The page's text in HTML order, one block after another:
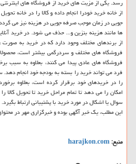
رسد. یکی از مزیت های خرید از فروشگاه های
از خانه خرید خودرا انجام داده و کالا را در خانه
جویی در زمان موجب صرفه جویی در هزینه نیز می
ها مانند هزینه بنزین و... حذف می شود. در خرید
از برندهای مختلف وجود دارد که در خرید به صورت
فروشگاه های مختلف و سردرگمی بیشتر است،
فروشگاه های عادی پیدا می کنند، بعلاوه به سبب
فرد می تواند خرید را بسته به بودجه خود انجام دهد.
را در خریدهای خود برقرار کرده است، بعلاوه
امکان را می دهد تا تمام مراحل خرید تا تحویل
سوال یا اشکال در مورد خرید با پشتیبانی ارتباط بگیرد.
این مطلب، یک خبر آگهی بوده و خبرگزاری مهر در
منبع:harajkon.com